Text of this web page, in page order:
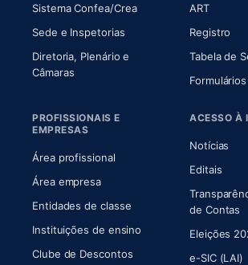
Sistema Confea/Crea(abre em nova aba)
Sede e Inspetorias
Diretoria, Plenário e
Câmaras(abre em nova aba)
ART(abre
Registro
Tabela de
Formulários
PROFISSIONAIS E
EMPRESAS
Área profissional
Área empresa
Entidades de classe
Instituições de ensino
Clube de Descontos
ACESSO À
Notícias
Editais
de Contas
Eleições
e-SIC (LAI)